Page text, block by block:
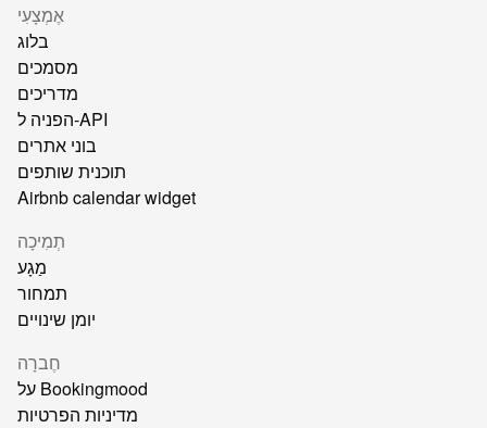
אֶמְצָעִי
בלוג
מסמכים
מדריכים
הפניה ל-API
בוני אתרים
תוכנית שותפים
Airbnb calendar widget
תְמִיכָה
מַגָע
תמחור
יומן שינויים
חֶברָה
על Bookingmood
מדיניות הפרטיות